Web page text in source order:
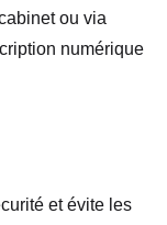
ou via
numérique
et évite les